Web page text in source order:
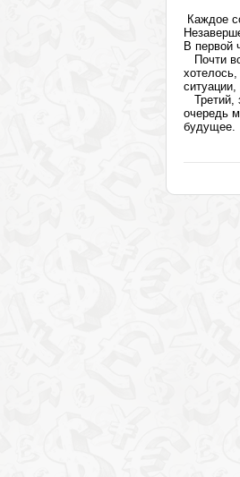
Каждое
В первой
Почти
Третий,
очередь
будущее.